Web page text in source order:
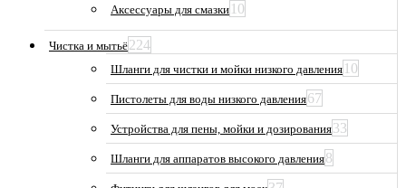
Аксессуары для смазки 10
Чистка и мытьё224
Шланги для чистки и мойки низкого давления 10
Пистолеты для воды низкого давления67
Устройства для пены, мойки и дозирования33
Шланги для аппаратов высокого давления8